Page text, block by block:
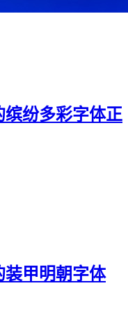
纷多彩字体正
装甲明朝字体